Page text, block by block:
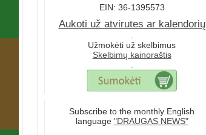
EIN: 36-1395573
Aukoti už atvirutes ar kalendorių
.
Užmokėti už skelbimus
Skelbimų kainoraštis
.
Subscribe to the monthly English
language "DRAUGAS NEWS"